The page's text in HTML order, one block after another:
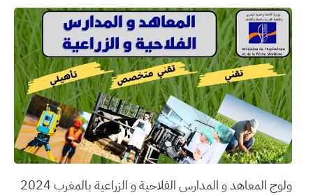
ولوج المعاهد و المدارس الفلاحية و الزراعية بالمغرب 2024